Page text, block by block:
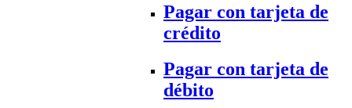
Pagar con tarjeta de
crédito
Pagar con tarjeta de
débito